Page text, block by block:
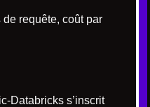
de requête, coût par
Databricks s’inscrit